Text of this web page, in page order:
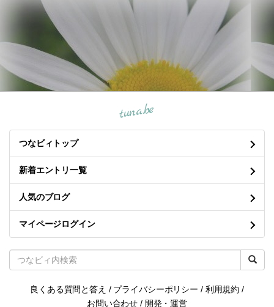
tuna.be
つなビィトップ
新着エントリ一覧
人気のブログ
マイページログイン
良くある質問と答え / プライバシーポリシー / 利用規約 /
お問い合わせ / 開発・運営